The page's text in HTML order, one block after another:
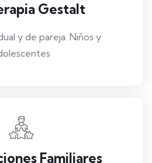
Gestalt
y de pareja. Niños y
Familiares